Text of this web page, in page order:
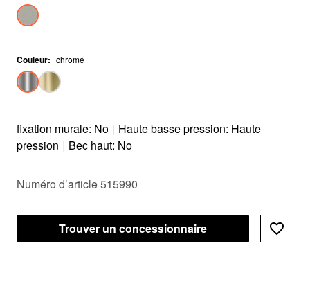
Couleur: chromé
fixation murale: No | Haute basse pression: Haute
pression | Bec haut: No
Numéro d’article 515990
Trouver un concessionnaire